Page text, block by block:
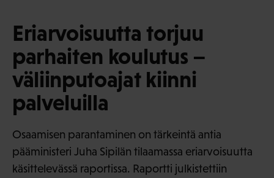
Eriarvoisuutta torjuu
parhaiten koulutus –
väliinputoajat kiinni
palveluilla
Osaamisen parantaminen on tärkeintä antia
pääministeri Juha Sipilän tilaamassa eriarvoisuutta
käsittelevässä raportissa. Raportti julkistettiin